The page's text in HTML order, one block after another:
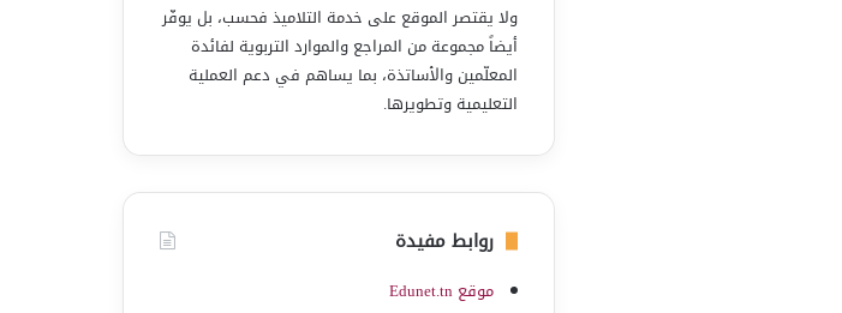
ولا يقتصر الموقع على خدمة التلاميذ فحسب، بل يوفّر
أيضاً مجموعة من المراجع والموارد التربوية لفائدة
المعلّمين والأساتذة، بما يساهم في دعم العملية
التعليمية وتطويرها.
روابط مفيدة
موقع Edunet.tn